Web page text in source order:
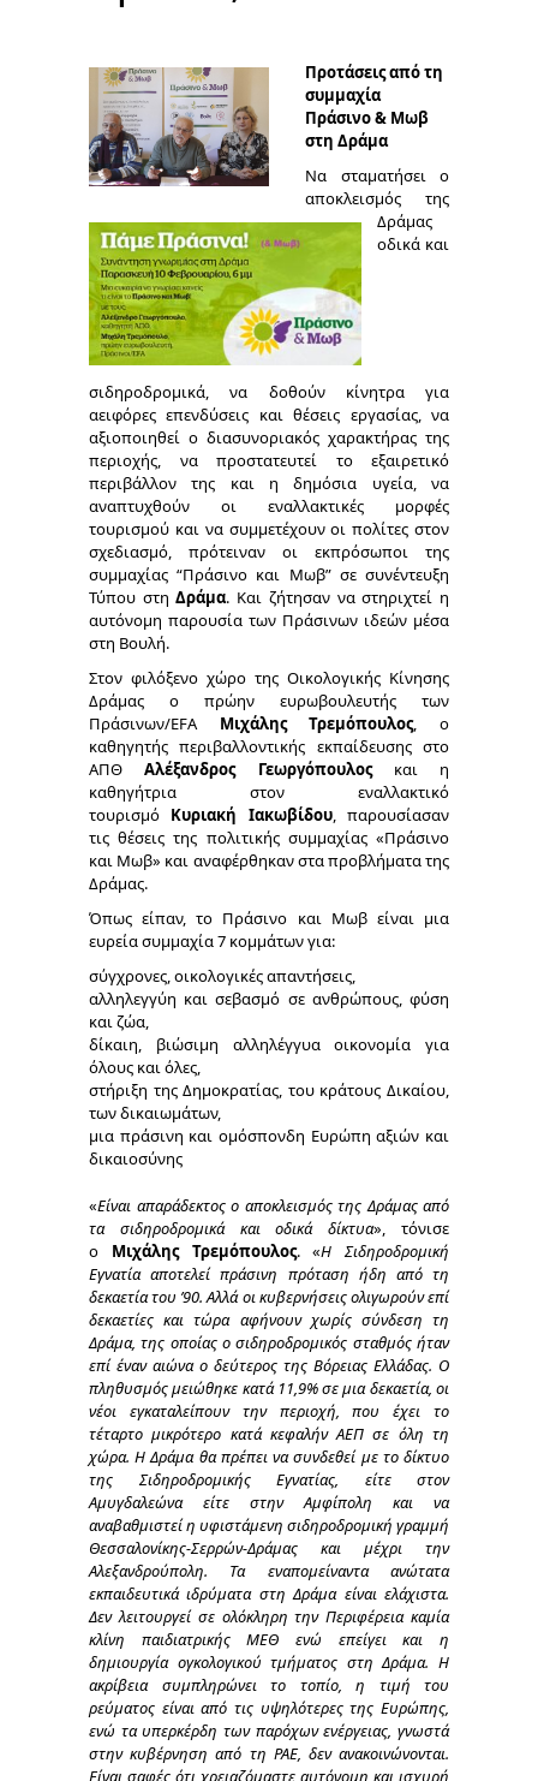
Προτάσεις από τη
συμμαχία
Πράσινο & Μωβ
στη Δράμα
Να σταματήσει ο
αποκλεισμός της
Δράμας
οδικά και
σιδηροδρομικά, να δοθούν κίνητρα για
αειφόρες επενδύσεις και θέσεις εργασίας, να
αξιοποιηθεί ο διασυνοριακός χαρακτήρας της
περιοχής, να προστατευτεί το εξαιρετικό
περιβάλλον της και η δημόσια υγεία, να
αναπτυχθούν οι εναλλακτικές μορφές
τουρισμού και να συμμετέχουν οι πολίτες στον
σχεδιασμό, πρότειναν οι εκπρόσωποι της
συμμαχίας “Πράσινο και Μωβ” σε συνέντευξη
Τύπου στηΔράμα. Και ζήτησαν να στηριχτεί η
αυτόνομη παρουσία των Πράσινων ιδεών μέσα
στη Βουλή.
Στον φιλόξενο χώρο της Οικολογικής Κίνησης
Δράμας ο πρώην ευρωβουλευτής των
Πράσινων/EFA Μιχάλης Τρεμόπουλος, ο
καθηγητής περιβαλλοντικής εκπαίδευσης στο
ΑΠΘΑλέξανδρος Γεωργόπουλοςκαι η
καθηγήτρια στον εναλλακτικό
τουρισμό Κυριακή Ιακωβίδου, παρουσίασαν
τις θέσεις της πολιτικής συμμαχίας «Πράσινο
και Μωβ» και αναφέρθηκαν στα προβλήματα της
Δράμας.
Όπως είπαν, το Πράσινο και Μωβ είναι μια
ευρεία συμμαχία 7 κομμάτων για:
σύγχρονες, οικολογικές απαντήσεις,
αλληλεγγύη και σεβασμό σε ανθρώπους, φύση
και ζώα,
δίκαιη, βιώσιμη αλληλέγγυα οικονομία για
όλους και όλες,
στήριξη της Δημοκρατίας, του κράτους Δικαίου,
των δικαιωμάτων,
μια πράσινη και ομόσπονδη Ευρώπη αξιών και
δικαιοσύνης
«Είναι απαράδεκτος ο αποκλεισμός της Δράμας από
τα σιδηροδρομικά και οδικά δίκτυα», τόνισε
ο Μιχάλης Τρεμόπουλος. «Η Σιδηροδρομική
Εγνατία αποτελεί πράσινη πρόταση ήδη από τη
δεκαετία του ’90. Αλλά οι κυβερνήσεις ολιγωρούν επί
δεκαετίες και τώρα αφήνουν χωρίς σύνδεση τη
Δράμα, της οποίας ο σιδηροδρομικός σταθμός ήταν
επί έναν αιώνα ο δεύτερος της Βόρειας Ελλάδας. Ο
πληθυσμός μειώθηκε κατά 11,9% σε μια δεκαετία, οι
νέοι εγκαταλείπουν την περιοχή, που έχει το
τέταρτο μικρότερο κατά κεφαλήν ΑΕΠ σε όλη τη
χώρα. Η Δράμα θα πρέπει να συνδεθεί με το δίκτυο
της Σιδηροδρομικής Εγνατίας, είτε στον
Αμυγδαλεώνα είτε στην Αμφίπολη και να
αναβαθμιστεί η υφιστάμενη σιδηροδρομική γραμμή
Θεσσαλονίκης-Σερρών-Δράμας και μέχρι την
Αλεξανδρούπολη. Τα εναπομείναντα ανώτατα
εκπαιδευτικά ιδρύματα στη Δράμα είναι ελάχιστα.
Δεν λειτουργεί σε ολόκληρη την Περιφέρεια καμία
κλίνη παιδιατρικής ΜΕΘ ενώ επείγει και η
δημιουργία ογκολογικού τμήματος στη Δράμα. Η
ακρίβεια συμπληρώνει το τοπίο, η τιμή του
ρεύματος είναι από τις υψηλότερες της Ευρώπης,
ενώ τα υπερκέρδη των παρόχων ενέργειας, γνωστά
στην κυβέρνηση από τη ΡΑΕ, δεν ανακοινώνονται.
Είναι σαφές ότι χρειαζόμαστε αυτόνομη και ισχυρή